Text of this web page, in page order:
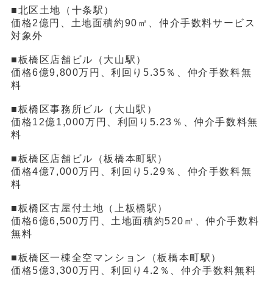
■北区土地（十条駅）
価格2億円、土地面積約90㎡、仲介手数料サービス
対象外
■板橋区店舗ビル（大山駅）
価格6億9,800万円、利回り5.35％、仲介手数料無
料
■板橋区事務所ビル（大山駅）
価格12億1,000万円、利回り5.23％、仲介手数料無
料
■板橋区店舗ビル（板橋本町駅）
価格4億7,000万円、利回り5.29％、仲介手数料無
料
■板橋区古屋付土地（上板橋駅）
価格6億6,500万円、土地面積約520㎡、仲介手数料
無料
■板橋区一棟全空マンション（板橋本町駅）
価格5億3,300万円、利回り4.2％、仲介手数料無料